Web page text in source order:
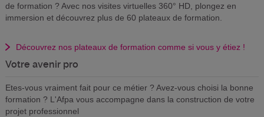
de formation ? Avec nos visites virtuelles 360° HD, plongez en
immersion et découvrez plus de 60 plateaux de formation.
Découvrez nos plateaux de formation comme si vous y étiez !
Votre avenir pro
Etes-vous vraiment fait pour ce métier ? Avez-vous choisi la bonne
formation ? L'Afpa vous accompagne dans la construction de votre
projet professionnel